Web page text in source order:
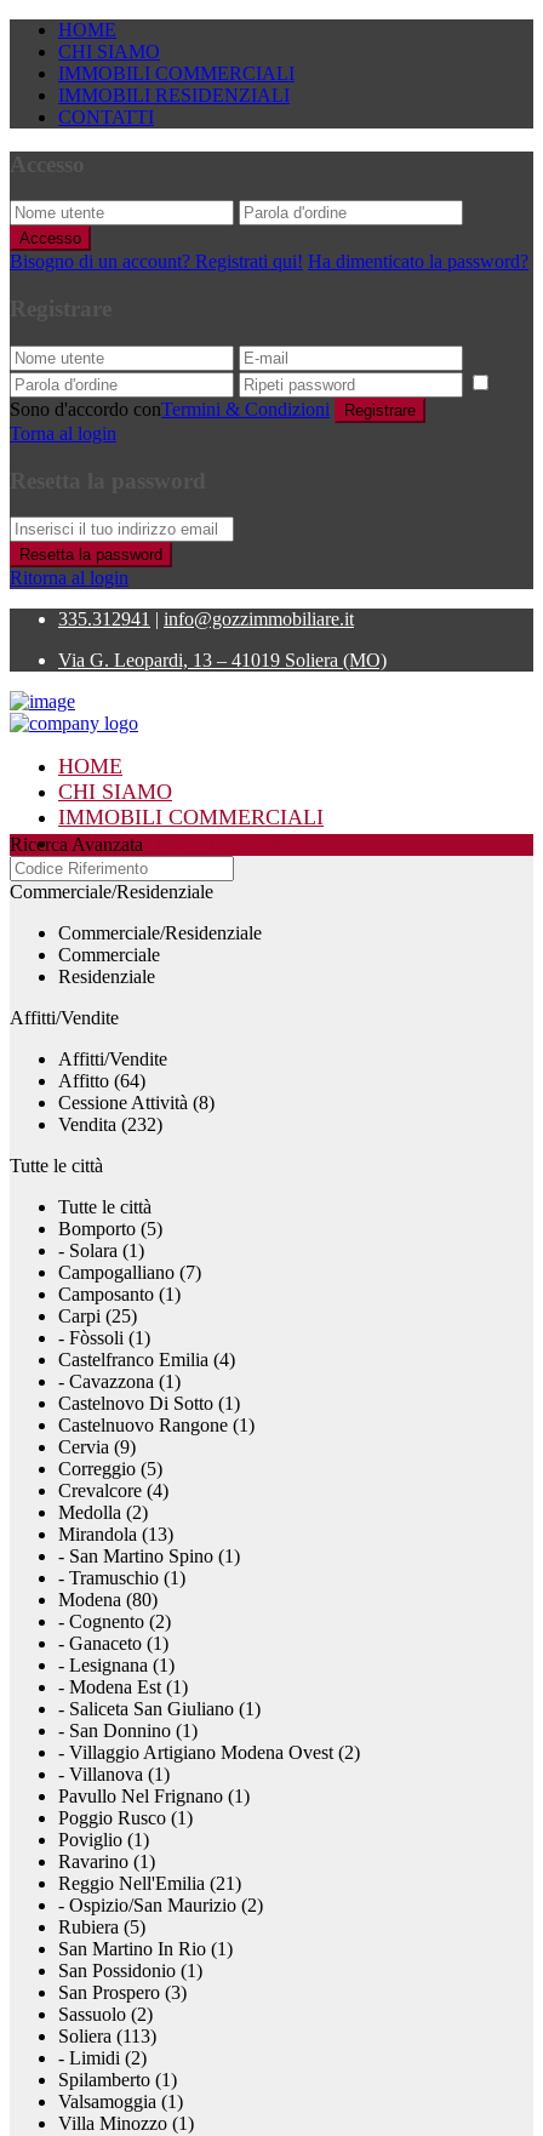
HOME
CHI SIAMO
IMMOBILI COMMERCIALI
IMMOBILI RESIDENZIALI
CONTATTI
Accesso
Bisogno di un account? Registrati qui! Ha dimenticato la password?
Sono d'accordo conTermini & Condizioni Registrare
Torna al login
Resetta la password
Ritorna al login
335.312941 | info@gozzimmobiliare.it
Via G. Leopardi, 13 – 41019 Soliera (MO)
HOME
CHI SIAMO
IMMOBILI COMMERCIALI
IMMOBILI RESIDENZIALI
CONTATTI
Ricerca Avanzata
Commerciale/Residenziale
Commerciale/Residenziale
Commerciale
Residenziale
Affitti/Vendite
Affitti/Vendite
Affitto (64)
Cessione Attività (8)
Vendita (232)
Tutte le città
Tutte le città
Bomporto (5)
- Solara (1)
Campogalliano (7)
Camposanto (1)
Carpi (25)
- Fòssoli (1)
Castelfranco Emilia (4)
- Cavazzona (1)
Castelnovo Di Sotto (1)
Castelnuovo Rangone (1)
Cervia (9)
Correggio (5)
Crevalcore (4)
Medolla (2)
Mirandola (13)
- San Martino Spino (1)
- Tramuschio (1)
Modena (80)
- Cognento (2)
- Ganaceto (1)
- Lesignana (1)
- Modena Est (1)
- Saliceta San Giuliano (1)
- San Donnino (1)
- Villaggio Artigiano Modena Ovest (2)
- Villanova (1)
Pavullo Nel Frignano (1)
Poggio Rusco (1)
Poviglio (1)
Ravarino (1)
Reggio Nell'Emilia (21)
- Ospizio/San Maurizio (2)
Rubiera (5)
San Martino In Rio (1)
San Possidonio (1)
San Prospero (3)
Sassuolo (2)
Soliera (113)
- Limidi (2)
Spilamberto (1)
Valsamoggia (1)
Villa Minozzo (1)